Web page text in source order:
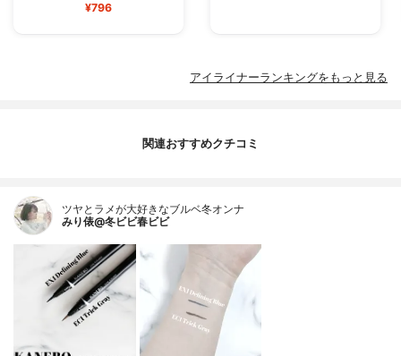
¥796
アイライナーランキングをもっと見る
関連おすすめクチコミ
ツヤとラメが大好きなブルベ冬オンナ
みり俵@冬ビビ春ビビ